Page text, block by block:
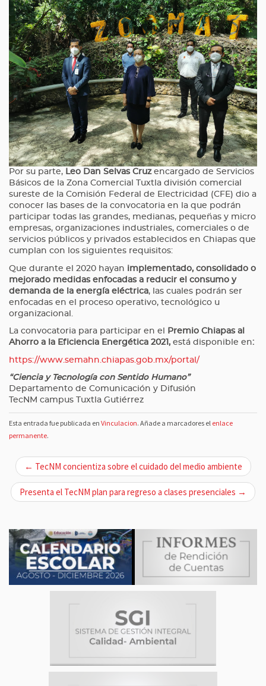
Por su parte, Leo Dan Selvas Cruzencargado de Servicios
Básicos de la Zona Comercial Tuxtla división comercial
sureste de la Comisión Federal de Electricidad (CFE) dio a
conocer las bases de la convocatoria en la que podrán
participar todas las grandes, medianas, pequeñas y micro
empresas, organizaciones industriales, comerciales o de
servicios públicos y privados establecidos en Chiapas que
cumplan con los siguientes requisitos:
Que durante el 2020 hayan implementado, consolidado o
mejorado medidas enfocadas a reducir el consumo y
demanda de la energía eléctrica, las cuales podrán ser
enfocadas en el proceso operativo, tecnológico u
organizacional.
La convocatoria para participar en el
Premio Chiapas al
Ahorro a la Eficiencia Energética 2021, está disponible en:
https://www.semahn.chiapas.gob.mx/portal/
“Ciencia y Tecnología con Sentido Humano”
Departamento de Comunicación y Difusión
TecNM campus Tuxtla Gutiérrez
Esta entrada fue publicada en Vinculacion. Añade a marcadores el enlace
permanente.
N
v
g
a
c
ó
← TecNM concientiza sobre el cuidado del medio ambiente
Presenta el TecNM plan para regreso a clases presenciales →